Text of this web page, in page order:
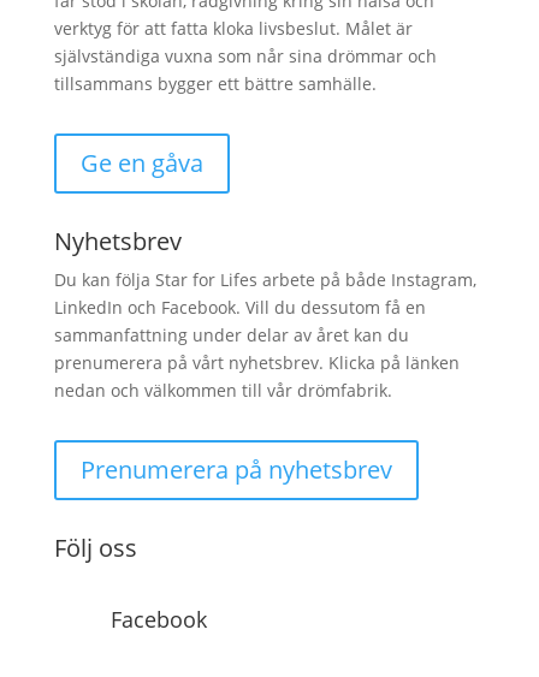
verktyg för att fatta kloka livsbeslut. Målet är
självständiga vuxna som når sina drömmar och
tillsammans bygger ett bättre samhälle.
Ge en gåva
Nyhetsbrev
Du kan följa Star for Lifes arbete på både Instagram,
LinkedIn och Facebook. Vill du dessutom få en
sammanfattning under delar av året kan du
prenumerera på vårt nyhetsbrev. Klicka på länken
nedan och välkommen till vår drömfabrik.
Prenumerera på nyhetsbrev
Följ oss
Facebook